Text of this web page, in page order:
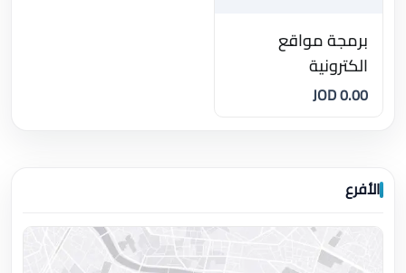
برمجة مواقع
الكترونية
0.00 JOD
الأفرع